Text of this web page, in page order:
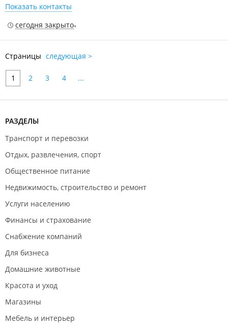
Показать контакты
сегодня закрыто
Страницы следующая >
1 2 3 4 ...
РАЗДЕЛЫ
Транспорт и перевозки
Отдых, развлечения, спорт
Общественное питание
Недвижимость, строительство и ремонт
Услуги населению
Финансы и страхование
Снабжение компаний
Для бизнеса
Домашние животные
Красота и уход
Магазины
Мебель и интерьер